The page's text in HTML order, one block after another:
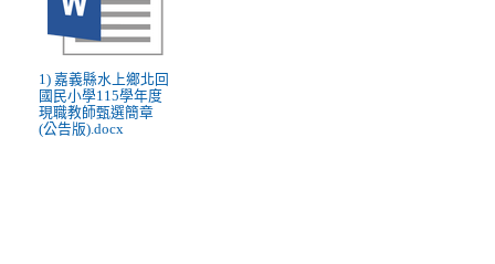
1) 嘉義縣水上鄉北回
國民小學115學年度
現職教師甄選簡章
(公告版).docx